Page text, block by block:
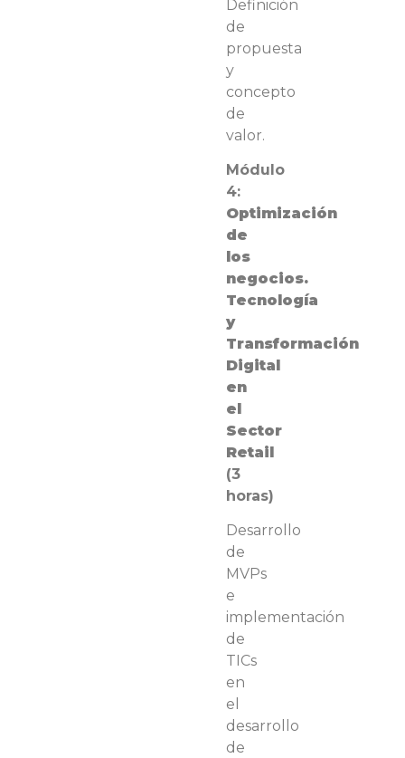
Definición
de
propuesta
y
concepto
de
valor.
Módulo
4:
Optimización
de
los
negocios.
Tecnología
y
Transformación
Digital
en
el
Sector
Retail
(3
horas)
Desarrollo
de
MVPs
e
implementación
de
TICs
en
el
desarrollo
de